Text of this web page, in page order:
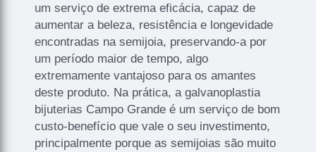
um serviço de extrema eficácia, capaz de
aumentar a beleza, resistência e longevidade
encontradas na semijoia, preservando-a por
um período maior de tempo, algo
extremamente vantajoso para os amantes
deste produto. Na prática, a galvanoplastia
bijuterias Campo Grande é um serviço de bom
custo-benefício que vale o seu investimento,
principalmente porque as semijoias são muito